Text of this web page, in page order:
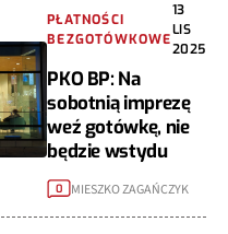
PŁATNOŚCI
BEZGOTÓWKOWE
13
LIS
2025
PKO BP: Na
sobotnią imprezę
weź gotówkę, nie
będzie wstydu
0 MIESZKO ZAGAŃCZYK